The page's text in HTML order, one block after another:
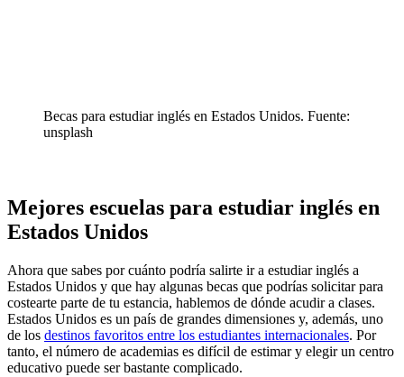
Becas para estudiar inglés en Estados Unidos. Fuente:
unsplash
Mejores escuelas para estudiar inglés en
Estados Unidos
Ahora que sabes por cuánto podría salirte ir a estudiar inglés a
Estados Unidos y que hay algunas becas que podrías solicitar para
costearte parte de tu estancia, hablemos de dónde acudir a clases.
Estados Unidos es un país de grandes dimensiones y, además, uno
de los destinos favoritos entre los estudiantes internacionales. Por
tanto, el número de academias es difícil de estimar y elegir un centro
educativo puede ser bastante complicado.